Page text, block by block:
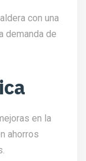
con una
demanda de
en la
ahorros